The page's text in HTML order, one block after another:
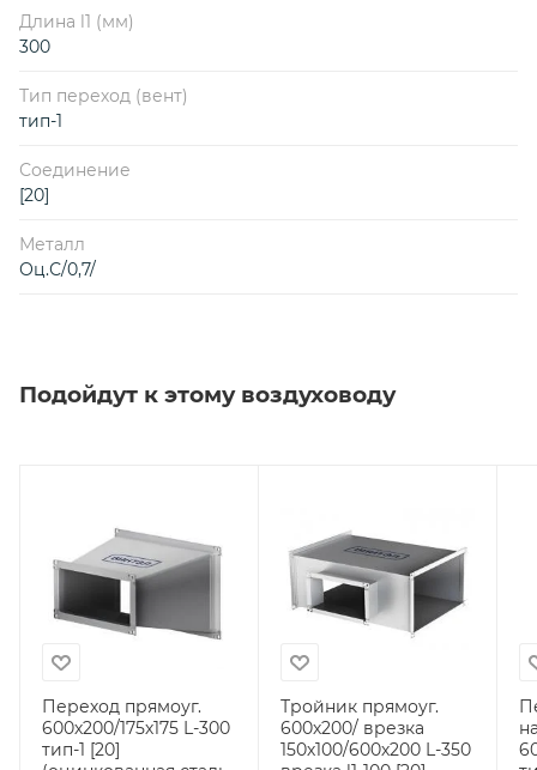
Длина l1 (мм)
300
Тип переход (вент)
тип-1
Соединение
[20]
Металл
Оц.С/0,7/
Подойдут к этому воздуховоду
Переход прямоуг.
600х200/175х175 L-300
тип-1 [20]
Тройник прямоуг.
600х200/ врезка
150х100/600х200 L-350